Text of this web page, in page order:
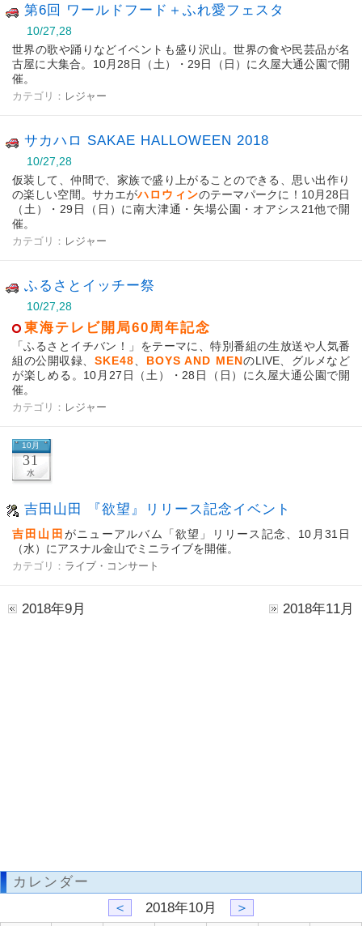
第6回 ワールドフード＋ふれ愛フェスタ
10/27,28
世界の歌や踊りなどイベントも盛り沢山。世界の食や民芸品が名
古屋に大集合。10月28日（土）・29日（日）に久屋大通公園で開
催。
カテゴリ： レジャー
サカハロ SAKAE HALLOWEEN 2018
10/27,28
仮装して、仲間で、家族で盛り上がることのできる、思い出作り
の楽しい空間。サカエがハロウィンのテーマパークに！10月28日
（土）・29日（日）に南大津通・矢場公園・オアシス21他で開
催。
カテゴリ： レジャー
ふるさとイッチー祭
10/27,28
東海テレビ開局60周年記念
「ふるさとイチバン！」をテーマに、特別番組の生放送や人気番
組の公開収録、 SKE48 BOYS AND MENのLIVE、グルメなど
が楽しめる。10月27日（土）・28日（日）に久屋大通公園で開
催。
カテゴリ： レジャー
10月
31
水
吉田山田 『欲望』リリース記念イベント
吉田山田 がニューアルバム「欲望」リリース記念、10月31日
（水）にアスナル金山でミニライブを開催。
カテゴリ： ライブ・コンサート
2018年9月 2018年11月
カレンダー
＜
2018年10月
＞